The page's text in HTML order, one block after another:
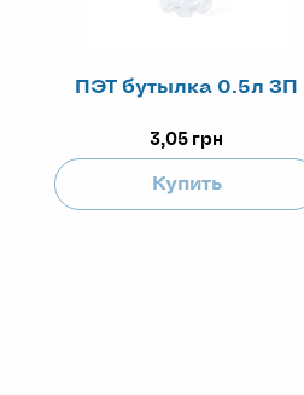
ПЭТ бутылка 0.5л ЗП
3,05 грн
Купить